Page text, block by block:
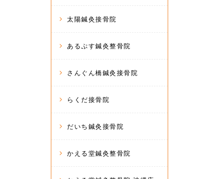
太陽鍼灸接骨院
あるぷす鍼灸整骨院
さんぐん橋鍼灸接骨院
らくだ接骨院
だいち鍼灸接骨院
かえる堂鍼灸整骨院